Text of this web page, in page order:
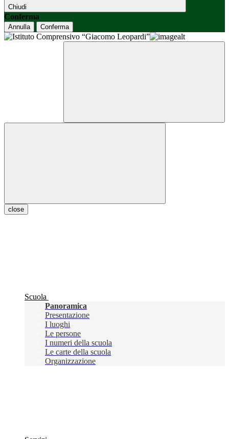
Chiudi
Conferma
Annulla Conferma
close
Scuola
Panoramica
Presentazione
I luoghi
Le persone
I numeri della scuola
Le carte della scuola
Organizzazione